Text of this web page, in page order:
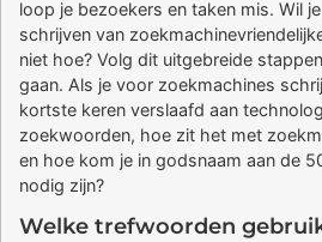
loop je bezoekers en taken mis. Wil
schrijven van
niet hoe? Volg dit uitgebreide
gaan. Als je voor zoekmachines
kortste keren verslaafd aan
zoekwoorden, hoe zit het met
en hoe kom je in godsnaam aan de
nodig zijn?
Welke trefwoorden